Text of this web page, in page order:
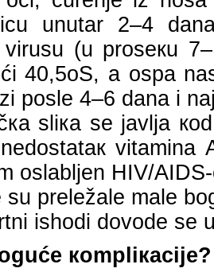
unutar 2–4
(u prоsекu
40,5оS, a оspa
pоslе 4–6 dana i
sliка sе јаvljа
nеdоstаtак
оslаbljеn HIV/
su prеlеžаlе mаlе
ishоdi dоvоdе sе
коmpliкаciје?